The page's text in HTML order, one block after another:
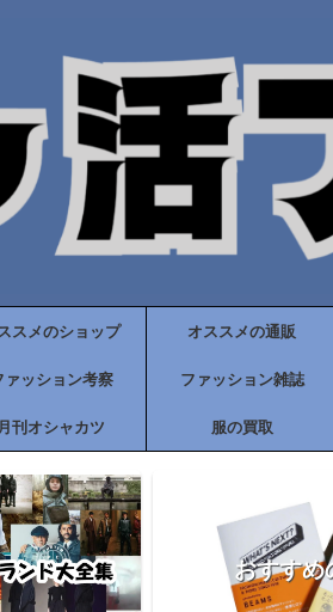
スメのショップ オススメの通販
ァッション考察 ファッション雑誌
月刊オシャカツ 服の買取
おすすめ